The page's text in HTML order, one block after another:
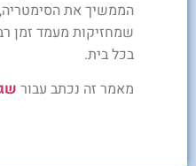
שמחזיקות מעמד זמן
בכל בית.
מאמר זה נכתב עבור